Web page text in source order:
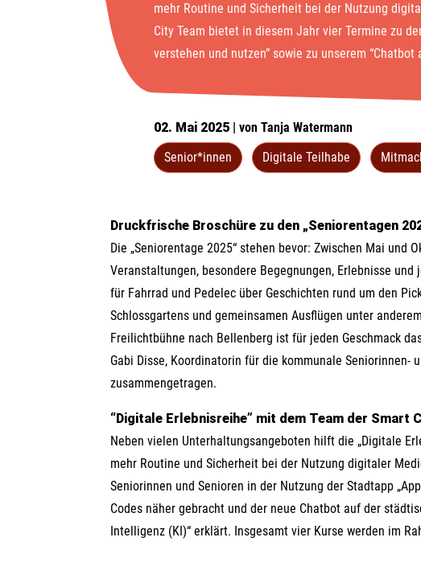
mehr Routine und Sicherheit bei der Nutzung
City Team bietet in diesem Jahr vier Termine zu
verstehen und nutzen” sowie zu unserem “Chatbot
02. Mai 2025 | von Tanja Watermann
Senior*innen
Digitale Teilhabe
Druckfrische Broschüre zu den „Seniorentagen
Die „Seniorentage 2025“ stehen bevor: Zwischen Mai und
Veranstaltungen, besondere Begegnungen, Erlebnisse
für Fahrrad und Pedelec über Geschichten rund um den
Schlossgartens und gemeinsamen Ausflügen unter
Freilichtbühne nach Bellenberg ist für jeden Geschmack
Gabi Disse, Koordinatorin für die kommunale Seniorinnen-
zusammengetragen.
“Digitale Erlebnisreihe” mit dem Team der Smart
Neben vielen Unterhaltungsangeboten hilft die „Digitale
mehr Routine und Sicherheit bei der Nutzung digitaler
Seniorinnen und Senioren in der Nutzung der Stadtapp
Codes näher gebracht und der neue Chatbot auf der
Intelligenz (KI)“ erklärt. Insgesamt vier Kurse werden im